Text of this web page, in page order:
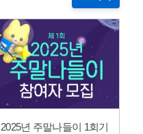
2025년 주말나들이 1회기